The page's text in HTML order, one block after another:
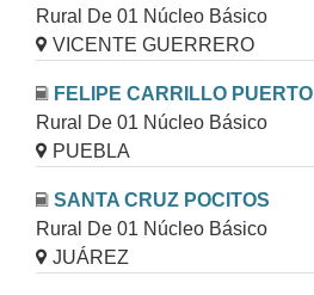
Rural De 01 Núcleo Básico
VICENTE GUERRERO
FELIPE CARRILLO PUERTO
Rural De 01 Núcleo Básico
PUEBLA
SANTA CRUZ POCITOS
Rural De 01 Núcleo Básico
JUÁREZ